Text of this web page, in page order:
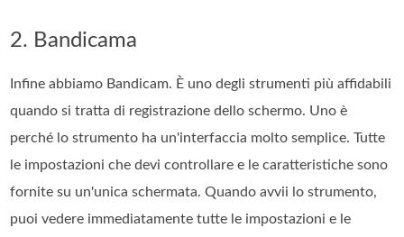
2. Bandicama
Infine abbiamo Bandicam. È uno degli strumenti più affidabili
quando si tratta di registrazione dello schermo. Uno è
perché lo strumento ha un'interfaccia molto semplice. Tutte
le impostazioni che devi controllare e le caratteristiche sono
fornite su un'unica schermata. Quando avvii lo strumento,
puoi vedere immediatamente tutte le impostazioni e le